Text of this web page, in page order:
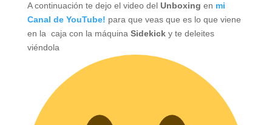
A continuación te dejo el video del Unboxing en mi
Canal de YouTube! para que veas que es lo que viene
en la caja con la máquina Sidekick y te deleites
viéndola